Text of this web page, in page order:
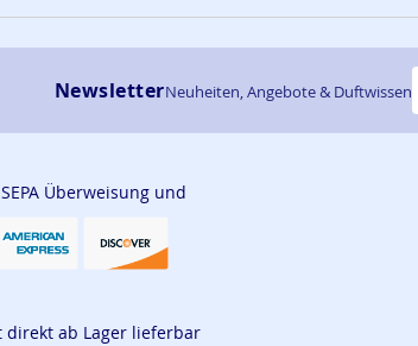
NewsletterNeuheiten, Angebote & Duftwissen
Überweisung und
direkt ab Lager lieferbar